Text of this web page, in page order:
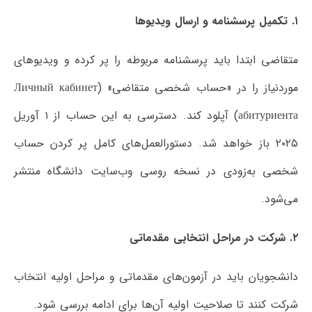
۱. تکمیل پرسشنامه و ارسال ویدیوها
متقاضی ابتدا باید پرسشنامه مربوطه را پر کرده و ویدیوهای
موردنیاز را در «حساب شخصی متقاضی» (Личный кабинет
абитуриента) آپلود کند. دسترسی به این حساب از ۱ آوریل
۲۰۲۵ باز خواهد شد. دستورالعمل‌های کامل پر کردن حساب
شخصی به‌زودی در نسخه روسی وب‌سایت دانشگاه منتشر
می‌شود.
۲. شرکت در مراحل انتخابی مقدماتی
دانشجویان باید در آزمون‌های مقدماتی و مراحل اولیه انتخاب
شرکت کنند تا صلاحیت اولیه آن‌ها برای ادامه بررسی شود.